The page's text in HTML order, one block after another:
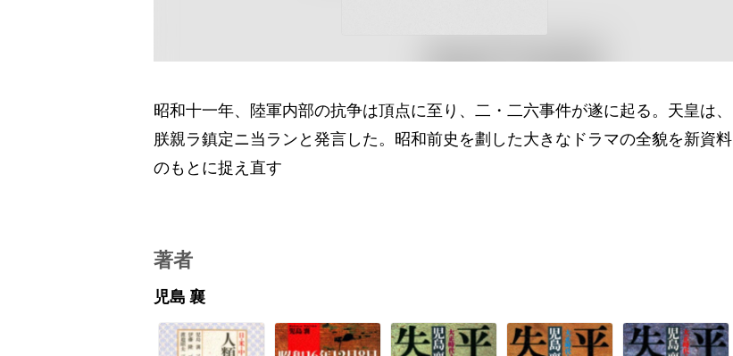
昭和十一年、陸軍内部の抗争は頂点に至り、二・二六事件が遂に起る。天皇は、
朕親ラ鎮定ニ当ランと発言した。昭和前史を劃した大きなドラマの全貌を新資料
のもとに捉え直す
著者
児島 襄